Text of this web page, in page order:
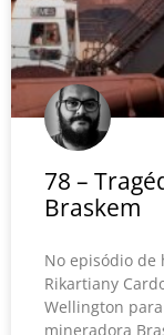
78 –
Braskem
No episódio de
Rikartiany
Wellington
mineradora